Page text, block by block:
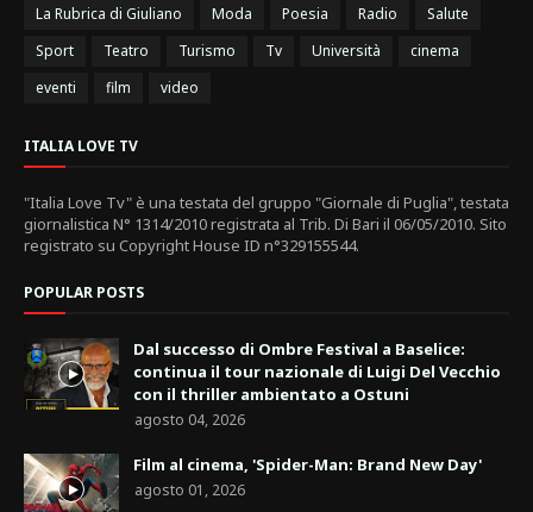
La Rubrica di Giuliano
Moda Poesia Radio
Salute
Sport
Teatro Turismo Tv Università
cinema
eventi
film video
ITALIA LOVE TV
"Italia Love Tv" è una testata del gruppo "Giornale di Puglia", testata
giornalistica N° 1314/2010 registrata al Trib. Di Bari il 06/05/2010. Sito
registrato su Copyright House ID n°329155544.
POPULAR POSTS
Dal successo di Ombre Festival a Baselice:
continua il tour nazionale di Luigi Del Vecchio
con il thriller ambientato a Ostuni
agosto 04, 2026
Film al cinema, 'Spider-Man: Brand New Day'
agosto 01, 2026